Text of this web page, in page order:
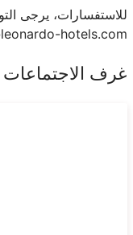
للاستفسارات، يرجى
hotels.com.
غرف الاجتماعات